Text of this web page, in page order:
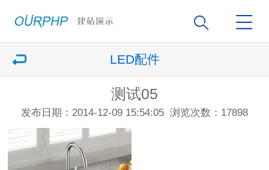
LED配件
测试05
发布日期：2014-12-09 15:54:05 浏览次数：17898